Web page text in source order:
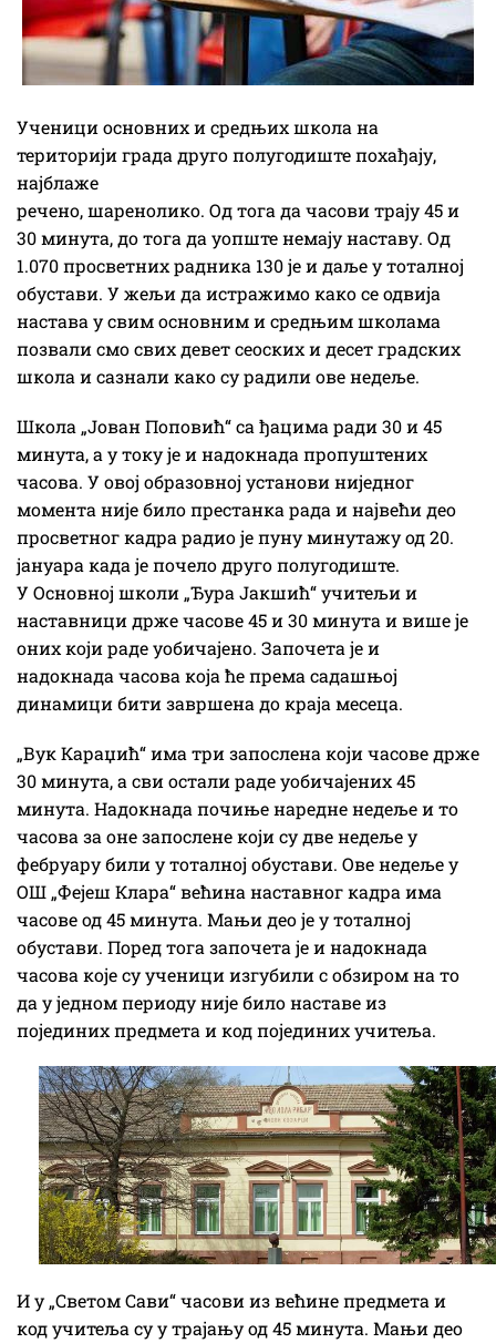
Ученици основних и средњих школа на
територији града друго полугодиште похађају,
најблаже
речено, шаренолико. Од тога да часови трају 45 и
30 минута, до тога да уопште немају наставу. Од
1.070 просветних радника 130 је и даље у тоталној
обустави. У жељи да истражимо како се одвија
настава у свим основним и средњим школама
позвали смо свих девет сеоских и десет градских
школа и сазнали како су радили ове недеље.
Школа „Јован Поповић“ са ђацима ради 30 и 45
минута, а у току је и надокнада пропуштених
часова. У овој образовној установи ниједног
момента није било престанка рада и највећи део
просветног кадра радио је пуну минутажу од 20.
јануара када је почело друго полугодиште.
У Основној школи „Ђура Јакшић“ учитељи и
наставници држе часове 45 и 30 минута и више је
оних који раде уобичајено. Започета је и
надокнада часова која ће према садашњој
динамици бити завршена до краја месеца.
„Вук Караџић“ има три запослена који часове држе
30 минута, а сви остали раде уобичајених 45
минута. Надокнада почиње наредне недеље и то
часова за оне запослене који су две недеље у
фебруару били у тоталној обустави. Ове недеље у
ОШ „Фејеш Клара“ већина наставног кадра има
часове од 45 минута. Мањи део је у тоталној
обустави. Поред тога започета је и надокнада
часова које су ученици изгубили с обзиром на то
да у једном периоду није било наставе из
појединих предмета и код појединих учитеља.
И у „Светом Сави“ часови из већине предмета и
код учитеља су у трајању од 45 минута. Мањи део